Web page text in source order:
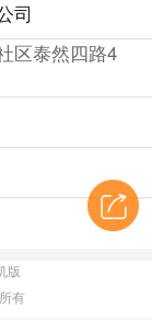
司
区泰然四路4
版
有